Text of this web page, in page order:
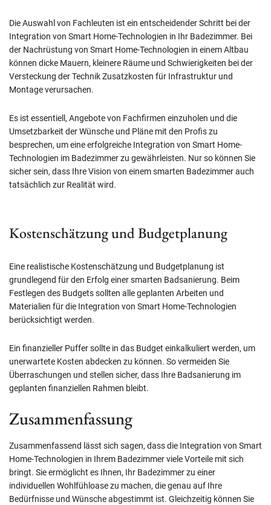
Die Auswahl von Fachleuten ist ein entscheidender Schritt bei der
Integration von Smart Home-Technologien in Ihr Badezimmer. Bei
der Nachrüstung von Smart Home-Technologien in einem Altbau
können dicke Mauern, kleinere Räume und Schwierigkeiten bei der
Versteckung der Technik Zusatzkosten für Infrastruktur und
Montage verursachen.
Es ist essentiell, Angebote von Fachfirmen einzuholen und die
Umsetzbarkeit der Wünsche und Pläne mit den Profis zu
besprechen, um eine erfolgreiche Integration von Smart Home-
Technologien im Badezimmer zu gewährleisten. Nur so können Sie
sicher sein, dass Ihre Vision von einem smarten Badezimmer auch
tatsächlich zur Realität wird.
Kostenschätzung und Budgetplanung
Eine realistische Kostenschätzung und Budgetplanung ist
grundlegend für den Erfolg einer smarten Badsanierung. Beim
Festlegen des Budgets sollten alle geplanten Arbeiten und
Materialien für die Integration von Smart Home-Technologien
berücksichtigt werden.
Ein finanzieller Puffer sollte in das Budget einkalkuliert werden, um
unerwartete Kosten abdecken zu können. So vermeiden Sie
Überraschungen und stellen sicher, dass Ihre Badsanierung im
geplanten finanziellen Rahmen bleibt.
Zusammenfassung
Zusammenfassend lässt sich sagen, dass die Integration von Smart
Home-Technologien in Ihrem Badezimmer viele Vorteile mit sich
bringt. Sie ermöglicht es Ihnen, Ihr Badezimmer zu einer
individuellen Wohlfühloase zu machen, die genau auf Ihre
Bedürfnisse und Wünsche abgestimmt ist. Gleichzeitig können Sie